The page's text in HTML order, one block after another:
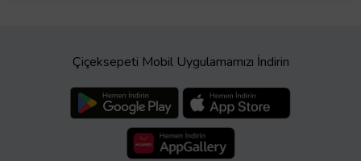
Çiçeksepeti Mobil Uygulamamızı İndirin